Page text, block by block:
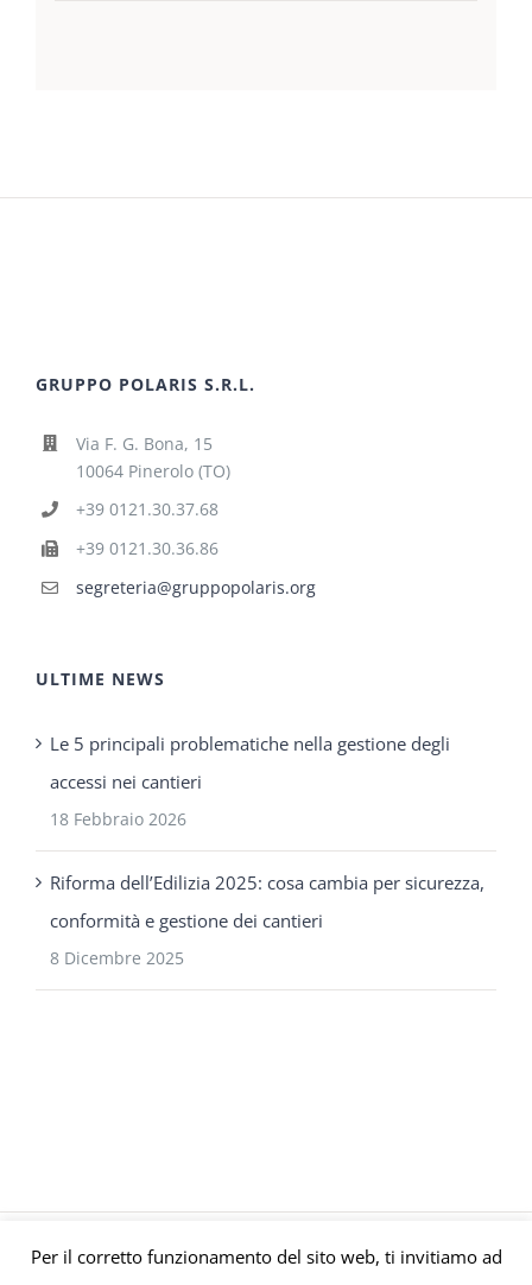
GRUPPO POLARIS S.R.L.
Via F. G. Bona, 15
10064 Pinerolo (TO)
+39 0121.30.37.68
+39 0121.30.36.86
segreteria@gruppopolaris.org
ULTIME NEWS
Le 5 principali problematiche nella gestione degli
accessi nei cantieri
18 Febbraio 2026
Riforma dell’Edilizia 2025: cosa cambia per sicurezza,
conformità e gestione dei cantieri
8 Dicembre 2025
© Gruppo Polaris P.IVA C.F. Iscriz. CCIAA 08671820010 |Privacy e
Per il corretto funzionamento del sito web, ti invitiamo ad